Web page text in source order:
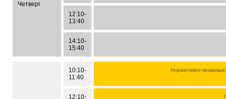
Четверг
12:10-
13:40
14:10-
15:40
10:10-
11:40
Нормативно-
12:10-